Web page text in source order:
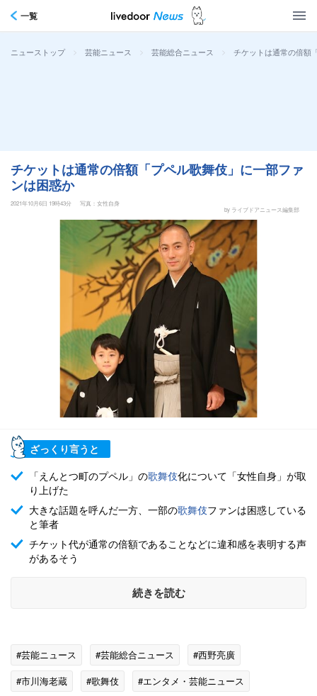
一覧
ニューストップ > 芸能ニュース > 芸能総合ニュース > チケットは通常の倍額
チケットは通常の倍額「プペル歌舞伎」に一部ファ
ンは困惑か
2021年10月6日 19時43分
写真：女性自身
by ライブドアニュース編集部
ざっくり言うと
「えんとつ町のプペル」の歌舞伎化について「女性自身」が取
り上げた
大きな話題を呼んだ一方、一部の歌舞伎ファンは困惑している
と筆者
チケット代が通常の倍額であることなどに違和感を表明する声
があるそう
続きを読む
#芸能ニュース #芸能総合ニュース
#西野亮廣
#市川海老蔵
#歌舞伎
#エンタメ・芸能ニュース